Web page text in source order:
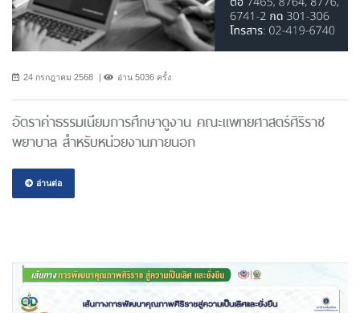
24 กรกฎาคม 2568 อ่าน 5036 ครั้ง
อัตราค่าธรรมเนียมการศึกษาดูงาน คณะแพทยศาสตร์ศิริราช
พยาบาล สำหรับหน่วยงานภายนอก
อ่านต่อ